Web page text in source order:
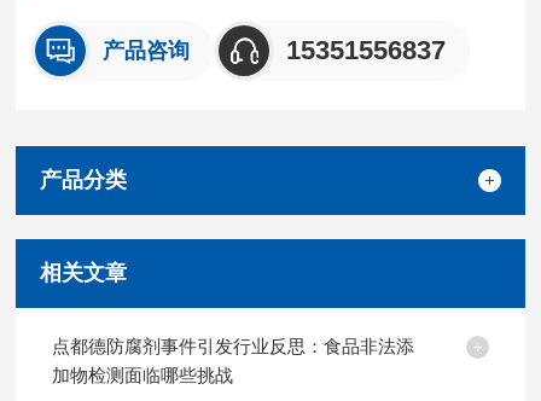
产品咨询 15351556837
产品分类
相关文章
点都德防腐剂事件引发行业反思：食品非法添
加物检测面临哪些挑战